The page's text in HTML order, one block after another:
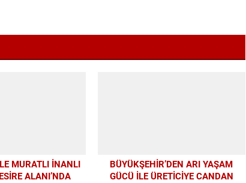
MURATLI İNANLI
ALANI’NDA
BÜYÜKŞEHİR’DEN ARI YAŞAM
GÜCÜ İLE ÜRETİCİYE CANDAN